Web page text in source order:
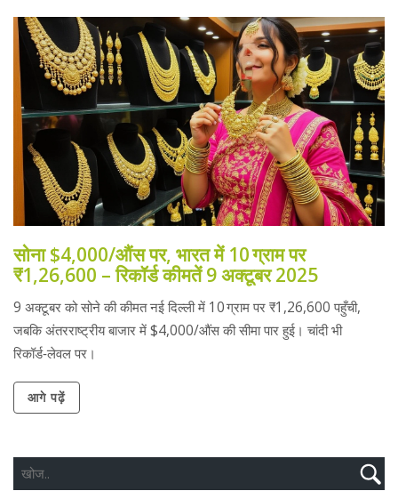
सोना $4,000/औंस पर, भारत में 10 ग्राम पर
₹1,26,600 – रिकॉर्ड कीमतें 9 अक्टूबर 2025
9 अक्टूबर को सोने की कीमत नई दिल्ली में 10 ग्राम पर ₹1,26,600 पहुँची,
जबकि अंतरराष्ट्रीय बाजार में $4,000/औंस की सीमा पार हुई। चांदी भी
रिकॉर्ड‑लेवल पर।
आगे पढ़ें